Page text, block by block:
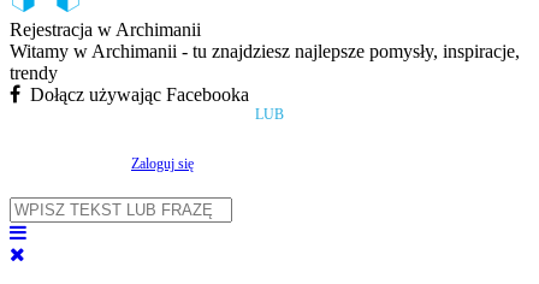
Rejestracja w Archimanii
Witamy w Archimanii - tu znajdziesz najlepsze pomysły, inspiracje,
trendy
Dołącz używając Facebooka
LUB
Zaloguj się